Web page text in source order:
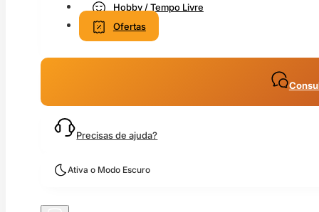
Hobby / Tempo Livre
Ofertas
Precisas de ajuda?
Ativa o Modo Escuro